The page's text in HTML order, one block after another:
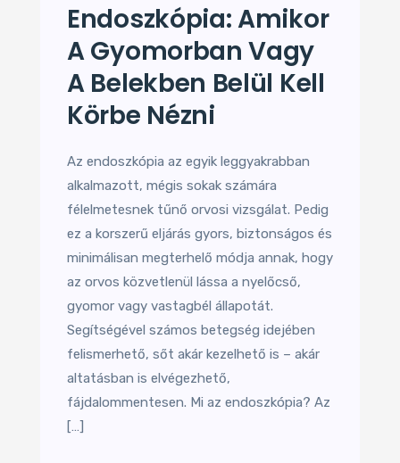
Endoszkópia: Amikor
A Gyomorban Vagy
A Belekben Belül Kell
Körbe Nézni
Az endoszkópia az egyik leggyakrabban
alkalmazott, mégis sokak számára
félelmetesnek tűnő orvosi vizsgálat. Pedig
ez a korszerű eljárás gyors, biztonságos és
minimálisan megterhelő módja annak, hogy
az orvos közvetlenül lássa a nyelőcső,
gyomor vagy vastagbél állapotát.
Segítségével számos betegség idejében
felismerhető, sőt akár kezelhető is – akár
altatásban is elvégezhető,
fájdalommentesen. Mi az endoszkópia? Az
[…]